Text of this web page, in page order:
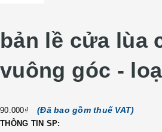
bản lề cửa lùa
vuông góc -
90.000₫ (Đã bao gồm thuế VAT)
THÔNG TIN SP: